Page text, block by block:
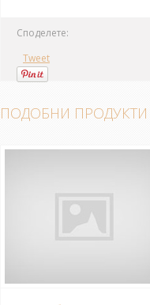
Споделете:
Tweet
ПОДОБНИ ПРОДУКТИ